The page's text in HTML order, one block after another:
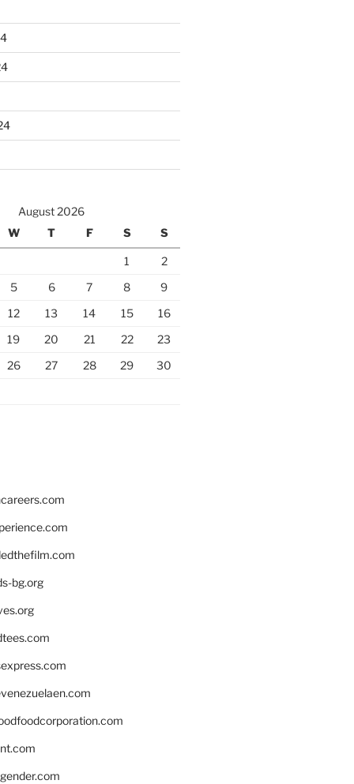
August 2026
W T F S S
1
2
5 6 7 8
9
12 13 14 15
16
19 20 21 22
23
26 27 28 29
30
bg.org